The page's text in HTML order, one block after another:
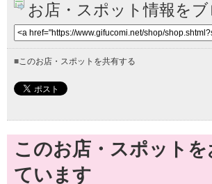
お店・スポット情報を
■このお店・スポットを共有する
このお店・スポット
ています